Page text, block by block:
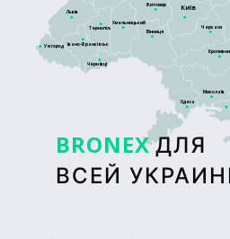
BRONEX ДЛЯ
ВСЕЙ
Київ
Житомир
Тернопіль
Львів
Черкаси
Ужгород
Чернівці
Вінниця
Хмельницький
Івано-Франківськ
Миколаїв
Одеса